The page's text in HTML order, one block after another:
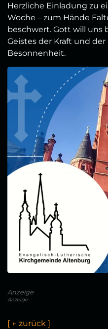
Herzliche Einladung zu
Woche – zum Hände
beschwert. Gott will uns
Geistes der Kraft und
Besonnenheit.
Anzeige
Anzeige
[ ← zurück ]